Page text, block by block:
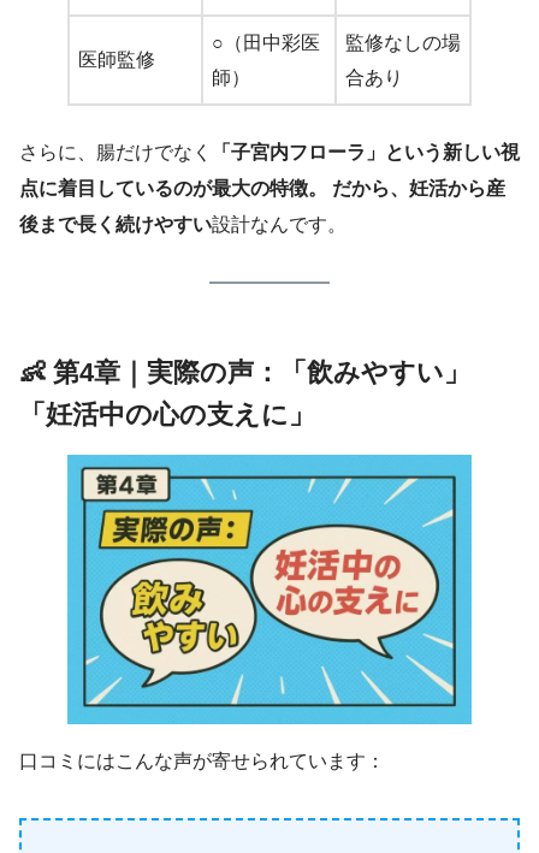
医師監修
○（田中彩医
師）
監修なしの場
合あり
さらに、腸だけでなく
「子宮内フローラ」という新しい視
点に着目しているのが最大の特徴。 だから、妊活から産
後まで長く続けやすい設計なんです。
👶 第4章｜実際の声：「飲みやすい」
「妊活中の心の支えに」
口コミにはこんな声が寄せられています：